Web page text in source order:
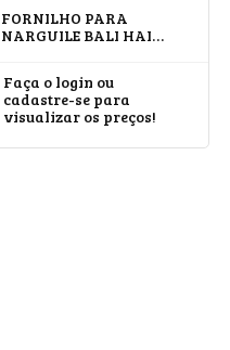
FORNILHO PARA
NARGUILE BALI HAI
Faça o login ou
cadastre-se para
visualizar os preços!